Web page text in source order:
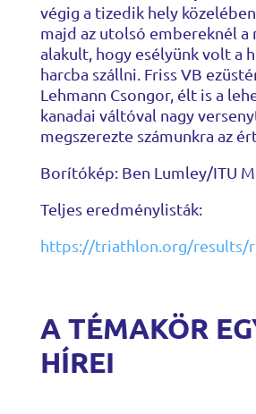
végig a tizedik hely
majd az utolsó embereknél a
alakult, hogy esélyünk volt a
harcba szállni. Friss VB
Lehmann Csongor, élt is a
kanadai váltóval nagy
megszerezte számunkra az
Borítókép: Ben Lumley/ITU
Teljes eredménylisták:
https://triathlon.org/results/
A TÉMAKÖR
HÍREI